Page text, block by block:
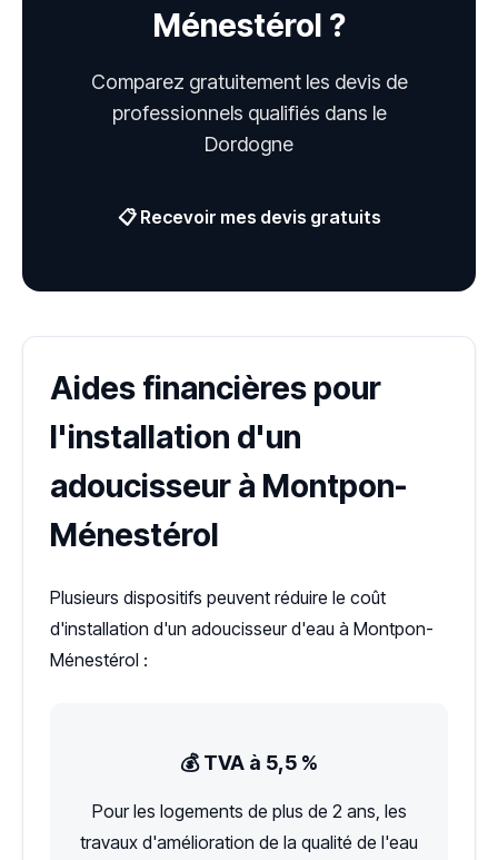
Ménestérol ?
Comparez gratuitement les devis de
professionnels qualifiés dans le
Dordogne
📋 Recevoir mes devis gratuits
Aides financières pour
l'installation d'un
adoucisseur à Montpon-
Ménestérol
Plusieurs dispositifs peuvent réduire le coût
d'installation d'un adoucisseur d'eau à Montpon-
Ménestérol :
💰 TVA à 5,5 %
Pour les logements de plus de 2 ans, les
travaux d'amélioration de la qualité de l'eau